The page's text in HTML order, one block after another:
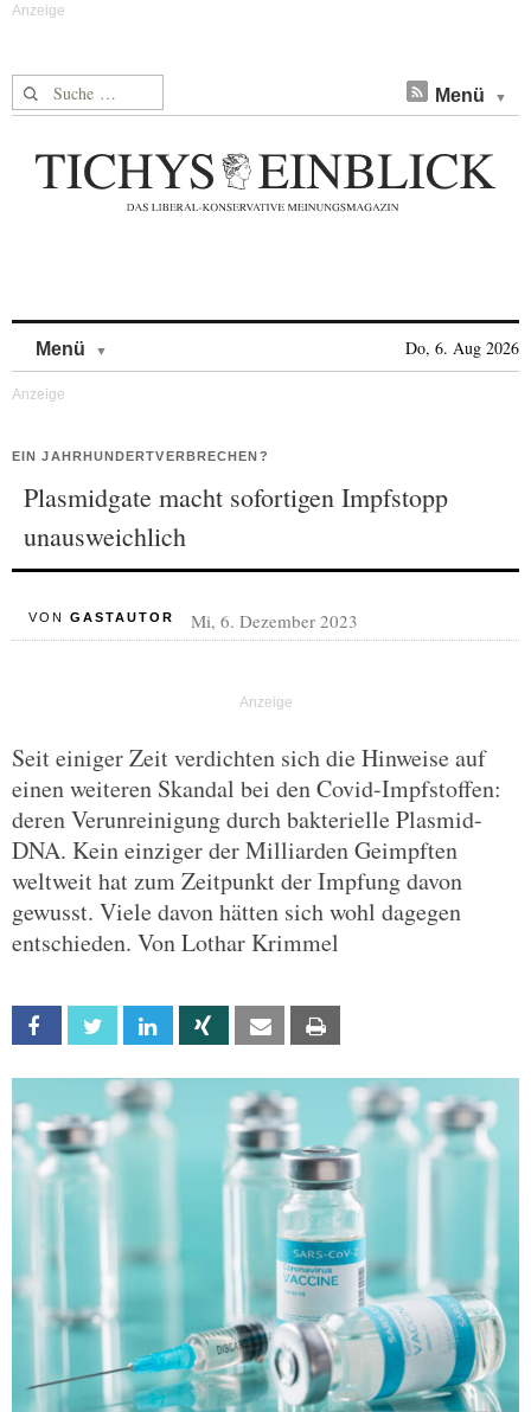
Suche nach: Menü
Menü Do, 6. Aug 2026
EIN JAHRHUNDERTVERBRECHEN?
Plasmidgate macht sofortigen Impfstopp
unausweichlich
VON GASTAUTOR Mi, 6. Dezember 2023
Seit einiger Zeit verdichten sich die Hinweise auf
einen weiteren Skandal bei den Covid-Impfstoffen:
deren Verunreinigung durch bakterielle Plasmid-
DNA. Kein einziger der Milliarden Geimpften
weltweit hat zum Zeitpunkt der Impfung davon
gewusst. Viele davon hätten sich wohl dagegen
entschieden. Von Lothar Krimmel
Facebook Twitter Linkedin Xing Email